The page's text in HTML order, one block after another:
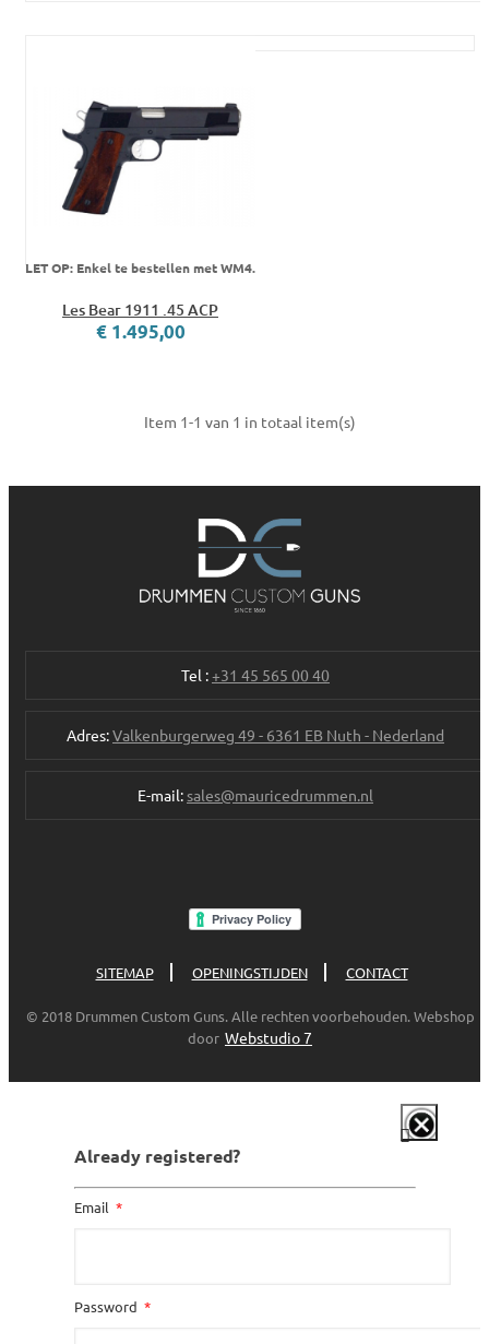
Les Bear 1911 .45 ACP
€ 1.495,00
LET OP: Enkel te bestellen met WM4.
Item 1-1 van 1 in totaal item(s)
Tel :+31 45 565 00 40
Adres:Valkenburgerweg 49 - 6361 EB Nuth - Nederland
E-mail:sales@mauricedrummen.nl
SITEMAP OPENINGSTIJDEN CONTACT
© 2018 Drummen Custom Guns. Alle rechten voorbehouden. Webshop
door Webstudio 7
Already registered?
Email
Password